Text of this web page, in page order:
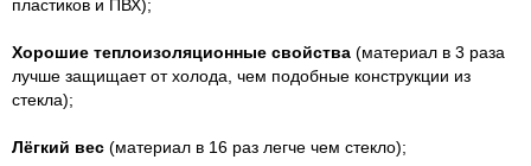
пластиков и ПВХ);
Хорошие теплоизоляционные свойства (материал в 3 раза
лучше защищает от холода, чем подобные конструкции из
стекла);
Лёгкий вес (материал в 16 раз легче чем стекло);